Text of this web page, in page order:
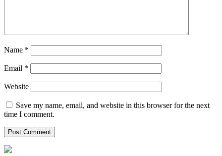
Name *
Email *
Website
Save my name, email, and website in this browser for the next
time I comment.